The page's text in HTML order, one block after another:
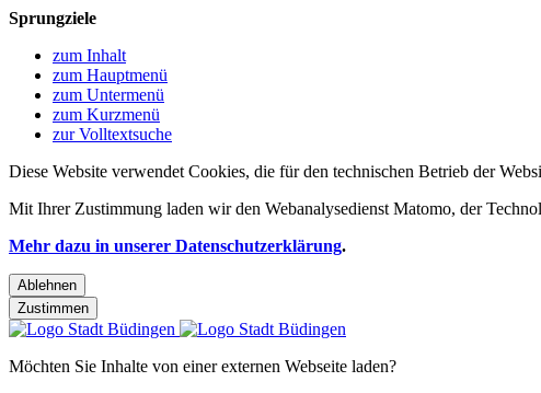
Sprungziele
zum Inhalt
zum Hauptmenü
zum Untermenü
zum Kurzmenü
zur Volltextsuche
Diese Website verwendet Cookies, die für den technischen Betrieb der
Mit Ihrer Zustimmung laden wir den Webanalysedienst Matomo, der
Mehr dazu in unserer Datenschutzerklärung.
Ablehnen
Zustimmen
Möchten Sie Inhalte von einer externen Webseite laden?